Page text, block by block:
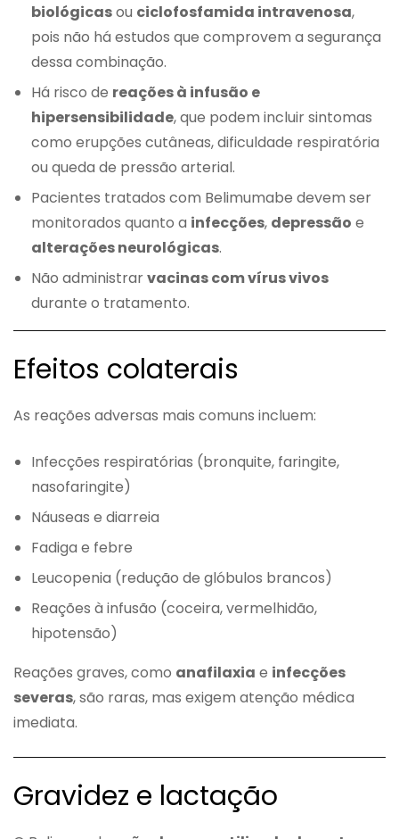
biológicasou ciclofosfamida intravenosa,
pois não há estudos que comprovem a segurança
dessa combinação.
Há risco de reações à infusão e
hipersensibilidade, que podem incluir sintomas
como erupções cutâneas, dificuldade respiratória
ou queda de pressão arterial.
Pacientes tratados com Belimumabe devem ser
monitorados quanto a infecções, depressão e
alterações neurológicas.
Não administrarvacinas com vírus vivos
durante o tratamento.
Efeitos colaterais
As reações adversas mais comuns incluem:
Infecções respiratórias (bronquite, faringite,
nasofaringite)
Náuseas e diarreia
Fadiga e febre
Leucopenia (redução de glóbulos brancos)
Reações à infusão (coceira, vermelhidão,
hipotensão)
Reações graves, como anafilaxia e infecções
severas, são raras, mas exigem atenção médica
imediata.
Gravidez e lactação